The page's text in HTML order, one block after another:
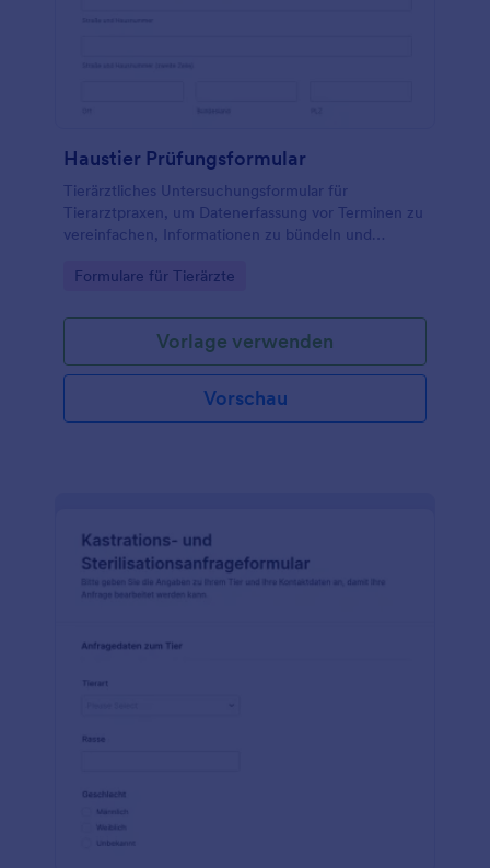
Haustier Prüfungsformular
Tierärztliches Untersuchungsformular für
Tierarztpraxen, um Datenerfassung vor Terminen zu
vereinfachen, Informationen zu bündeln und
Jotform zentral zu verwalten.
Go to Category:
Formulare für Tierärzte
Vorlage verwenden
Vorschau